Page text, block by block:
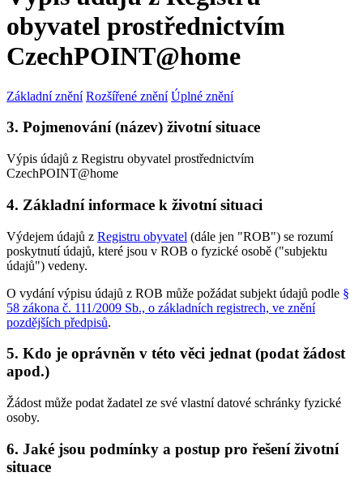
obyvatel prostřednictvím
CzechPOINT@home
Základní znění Rozšířené znění Úplné znění
3. Pojmenování (název) životní situace
Výpis údajů z Registru obyvatel prostřednictvím
CzechPOINT@home
4. Základní informace k životní situaci
Výdejem údajů z Registru obyvatel (dále jen "ROB") se rozumí
poskytnutí údajů, které jsou v ROB o fyzické osobě ("subjektu
údajů") vedeny.
O vydání výpisu údajů z ROB může požádat subjekt údajů podle §
58 zákona č. 111/2009 Sb., o základních registrech, ve znění
pozdějších předpisů.
5. Kdo je oprávněn v této věci jednat (podat žádost
apod.)
Žádost může podat žadatel ze své vlastní datové schránky fyzické
osoby.
6. Jaké jsou podmínky a postup pro řešení životní
situace